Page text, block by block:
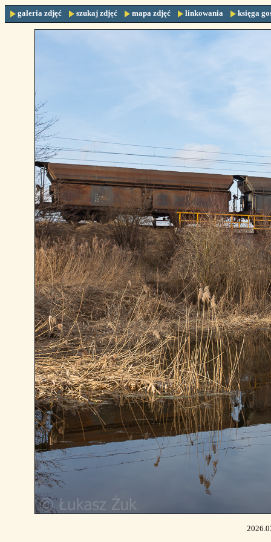
galeria zdjęć szukaj zdjęć mapa zdjęć linkowania księga